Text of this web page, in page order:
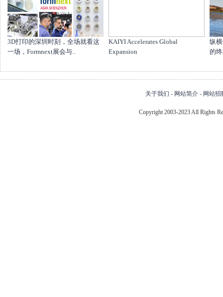
​3D打印的深圳时刻，全场就看这
一场，Formnext展会与..
KAIYI Accelerates Global
Expansion
纵
的
关于我们 - 网站简介 - 网站招
Copyright 2003-2023 All Rights